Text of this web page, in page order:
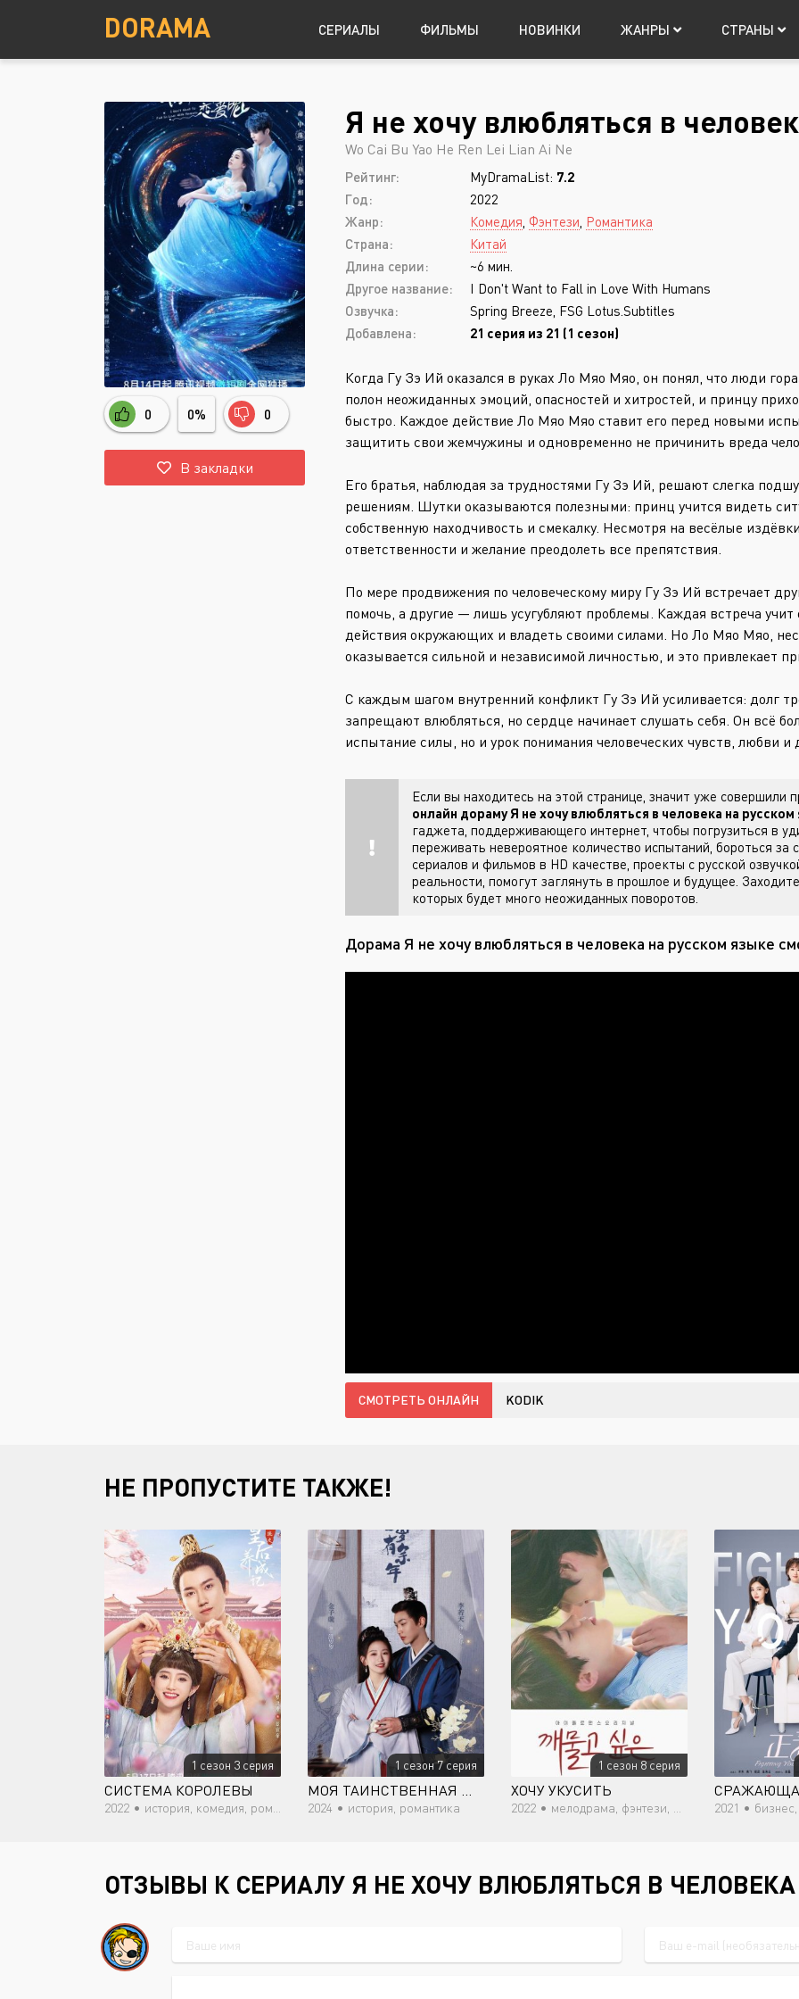
DORAMA СЕРИАЛЫ ФИЛЬМЫ НОВИНКИ ЖАНРЫ
Детектив
Драма
Комедия
Криминал
Мелодрама
Мистика
Музыка
Приключения
Триллер
Ужасы
Фантастика
СТРАНЫ
Южная Корея Япония Китай Таиланд
0 0% 0
В закладки
Я не хочу влюбляться в
Wo Cai Bu Yao He Ren Lei Lian Ai Ne
Рейтинг: MyDramaList: 7.2
Год:
2022
Жанр:
Комедия Фэнтези Романтика
Страна:
Китай
Длина серии:
~6 мин.
Другое название:
I Don't Want to Fall in Love With Humans
Озвучка:
Spring Breeze, FSG Lotus.Subtitles
Добавлена:
21 серия из 21 (1 сезон)
Когда Гу Зэ Ий оказался в руках Ло Мяо Мяо, он понял, что люди
полон неожиданных эмоций, опасностей и хитростей, и принцу
быстро. Каждое действие Ло Мяо Мяо ставит его перед новыми
защитить свои жемчужины и одновременно не причинить вреда
Его братья, наблюдая за трудностями Гу Зэ Ий, решают слегка
решениям. Шутки оказываются полезными: принц учится видеть
собственную находчивость и смекалку. Несмотря на весёлые
ответственности и желание преодолеть все препятствия.
По мере продвижения по человеческому миру Гу Зэ Ий встречает
помочь, а другие — лишь усугубляют проблемы. Каждая встреча
действия окружающих и владеть своими силами. Но Ло Мяо Мяо,
оказывается сильной и независимой личностью, и это привлекает
С каждым шагом внутренний конфликт Гу Зэ Ий усиливается: долг
запрещают влюбляться, но сердце начинает слушать себя. Он всё
испытание силы, но и урок понимания человеческих чувств, любви
Если вы находитесь на этой странице, значит уже
онлайн дораму Я не хочу влюбляться в человека на русском
гаджета, поддерживающего интернет, чтобы погрузиться в
переживать невероятное количество испытаний, бороться за
сериалов и фильмов в HD качестве, проекты с русской
реальности, помогут заглянуть в прошлое и будущее.
которых будет много неожиданных поворотов.
Дорама Я не хочу влюбляться в человека на русском языке
СМОТРЕТЬ ОНЛАЙН KODIK
НЕ ПРОПУСТИТЕ ТАКЖЕ!
1 сезон 3 серия
СИСТЕМА КОРОЛЕВЫ
2022 • история, комедия, романтика, фэнтези
1 сезон 7 серия
МОЯ ТАИНСТВЕННАЯ ЖЕНА
2024 • история, романтика
1 сезон 8 серия
ХОЧУ УКУСИТЬ
2022 • мелодрама, фэнтези, романтика, молодость, сверхъестественное 2021 • бизнес,
ОТЗЫВЫ К СЕРИАЛУ Я НЕ ХОЧУ ВЛЮБЛЯТЬСЯ В